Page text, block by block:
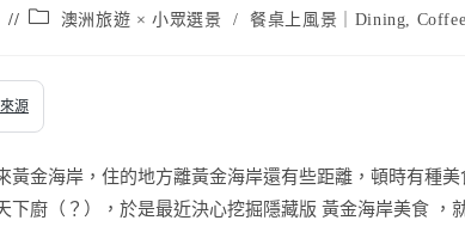
Post
澳洲旅遊 × 小眾選景 / 餐桌上風景｜Dining,
源
黃金海岸，住的地方離黃金海岸還有些距離，頓時有種
下廚（？），於是最近決心挖掘隱藏版 黃金海岸美食 ，